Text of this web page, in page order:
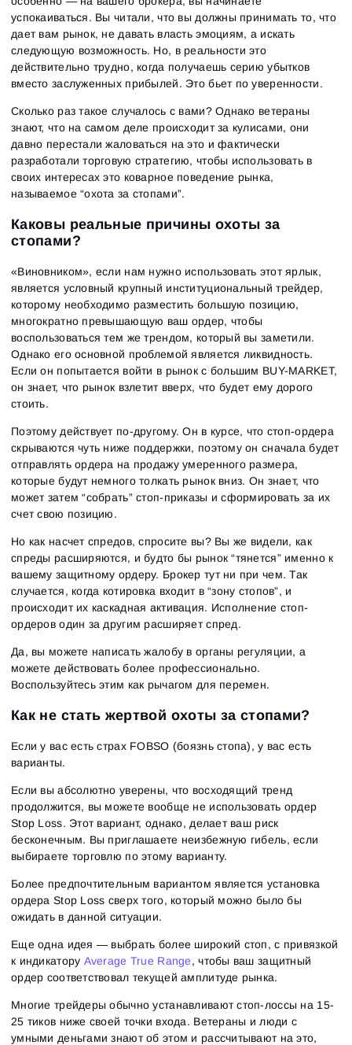
успокаиваться. Вы читали, что вы должны принимать то, что
дает вам рынок, не давать власть эмоциям, а искать
следующую возможность. Но, в реальности это
действительно трудно, когда получаешь серию убытков
вместо заслуженных прибылей. Это бьет по уверенности.
Сколько раз такое случалось с вами? Однако ветераны
знают, что на самом деле происходит за кулисами, они
давно перестали жаловаться на это и фактически
разработали торговую стратегию, чтобы использовать в
своих интересах это коварное поведение рынка,
называемое “охота за стопами”.
Каковы реальные причины охоты за
стопами?
«Виновником», если нам нужно использовать этот ярлык,
является условный крупный институциональный трейдер,
которому необходимо разместить большую позицию,
многократно превышающую ваш ордер, чтобы
воспользоваться тем же трендом, который вы заметили.
Однако его основной проблемой является ликвидность.
Если он попытается войти в рынок с большим BUY-MARKET,
он знает, что рынок взлетит вверх, что будет ему дорого
стоить.
Поэтому действует по-другому. Он в курсе, что стоп-ордера
скрываются чуть ниже поддержки, поэтому он сначала будет
отправлять ордера на продажу умеренного размера,
которые будут немного толкать рынок вниз. Он знает, что
может затем “собрать” стоп-приказы и сформировать за их
счет свою позицию.
Но как насчет спредов, спросите вы? Вы же видели, как
спреды расширяются, и будто бы рынок “тянется” именно к
вашему защитному ордеру. Брокер тут ни при чем. Так
случается, когда котировка входит в “зону стопов”, и
происходит их каскадная активация. Исполнение стоп-
ордеров один за другим расширяет спред.
Да, вы можете написать жалобу в органы регуляции, а
можете действовать более профессионально.
Воспользуйтесь этим как рычагом для перемен.
Как не стать жертвой охоты за стопами?
Если у вас есть страх FOBSO (боязнь стопа), у вас есть
варианты.
Если вы абсолютно уверены, что восходящий тренд
продолжится, вы можете вообще не использовать ордер
Stop Loss. Этот вариант, однако, делает ваш риск
бесконечным. Вы приглашаете неизбежную гибель, если
выбираете торговлю по этому варианту.
Более предпочтительным вариантом является установка
ордера Stop Loss сверх того, который можно было бы
ожидать в данной ситуации.
Еще одна идея — выбрать более широкий стоп, с привязкой
к индикатору Average True Range, чтобы ваш защитный
ордер соответствовал текущей амплитуде рынка.
Многие трейдеры обычно устанавливают стоп-лоссы на 15-
25 тиков ниже своей точки входа. Ветераны и люди с
умными деньгами знают об этом и рассчитывают на это,